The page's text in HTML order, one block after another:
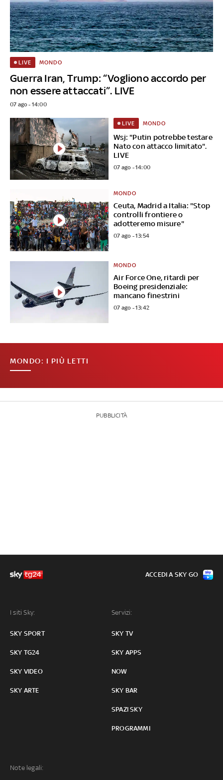
Guerra Iran, Trump: “Vogliono accordo per
non essere attaccati”. LIVE
LIVE MONDO
07 ago - 14:00
Wsj: "Putin potrebbe testare
Nato con attacco limitato".
LIVE
LIVE MONDO
07 ago - 14:00
Ceuta, Madrid a Italia: "Stop
controlli frontiere o
adotteremo misure"
MONDO
07 ago - 13:54
Air Force One, ritardi per
Boeing presidenziale:
mancano finestrini
MONDO
07 ago - 13:42
MONDO: I PIÙ LETTI
PUBBLICITÀ
I siti Sky:
SKY SPORT
SKY TG24
SKY VIDEO
SKY ARTE
Servizi:
SKY TV
SKY APPS
NOW
SKY BAR
SPAZI SKY
PROGRAMMI
Note legali:
ACCEDI A SKY GO